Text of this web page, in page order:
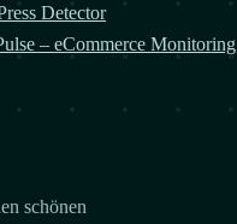
Detector
– eCommerce Monitoring
schönen